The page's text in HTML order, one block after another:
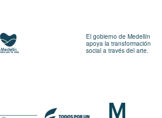
El gobierno de Medellín
apoya la transformación
social a través del arte.